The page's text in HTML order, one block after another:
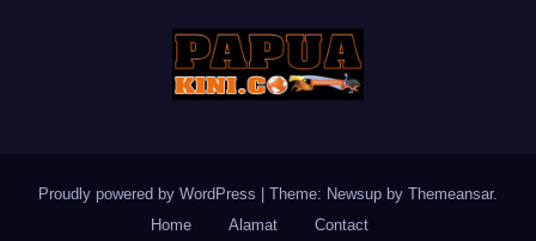
Proudly powered by WordPress Theme: Newsup by Themeansar.
Home
Alamat Contact